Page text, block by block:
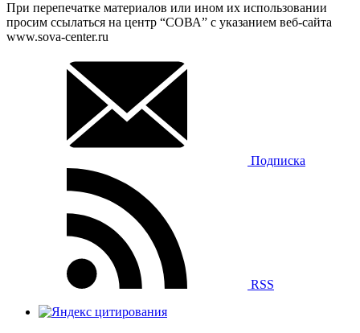
При перепечатке материалов или ином их использовании
просим ссылаться на центр “СОВА” с указанием веб-сайта
www.sova-center.ru
Подписка
RSS